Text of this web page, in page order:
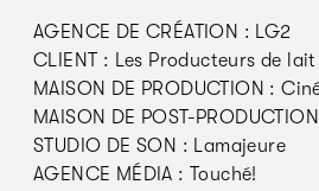
AGENCE DE CRÉATION : LG2
CLIENT : Les Producteurs de
MAISON DE PRODUCTION :
MAISON DE POST-
STUDIO DE SON : Lamajeure
AGENCE MÉDIA : Touché!